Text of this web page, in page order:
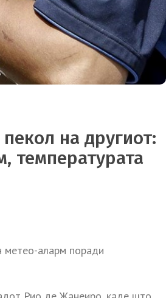
на другиот:
температурата
метео-аларм поради